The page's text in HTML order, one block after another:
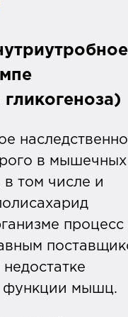
в мышечных
в том числе и
процесс
функции мышц.